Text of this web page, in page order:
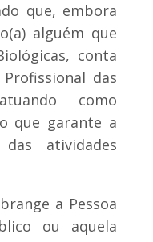
que, embora
alguém que
conta
das
como
que garante a
das atividades
a Pessoa
ou aquela